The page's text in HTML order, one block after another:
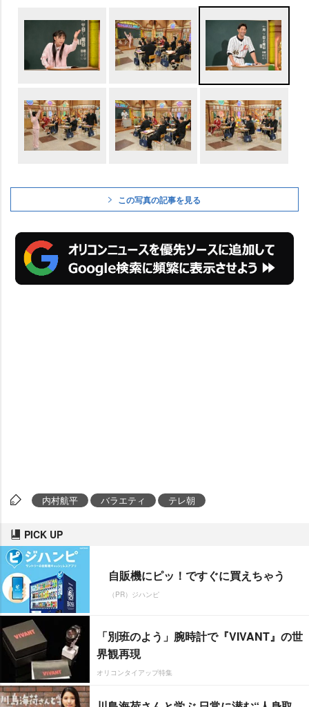
この写真の記事を見る
内村航平 バラエティ テレ朝
PICK UP
自販機にピッ！ですぐに買えちゃう
（PR）ジハンピ
「別班のよう」腕時計で『VIVANT』の世
界観再現
オリコンタイアップ特集